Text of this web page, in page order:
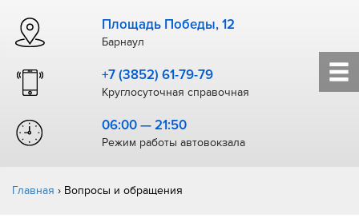
Площадь Победы, 12
Барнаул
+7 (3852) 61-79-79
Круглосуточная справочная
06:00 — 21:50
Режим работы автовокзала
Главная › Вопросы и обращения